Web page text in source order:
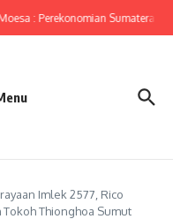
: Perekonomian Sumatera
Imlek 2577, Rico
Thionghoa Sumut